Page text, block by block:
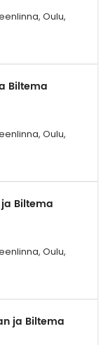
Oulu,
Biltema
Oulu,
Biltema
Oulu,
ja Biltema